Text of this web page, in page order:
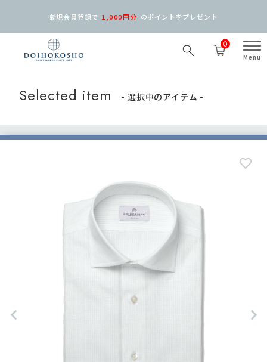
0
新規会員登録で 1,000円分 のポイントをプレゼント
Selected item - 選択中のアイテム -